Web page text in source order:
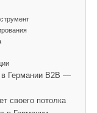
в Германии B2B —
своего потолка